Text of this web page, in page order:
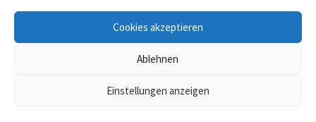
Cookies akzeptieren
Ablehnen
Einstellungen anzeigen
www.marienmünster.de